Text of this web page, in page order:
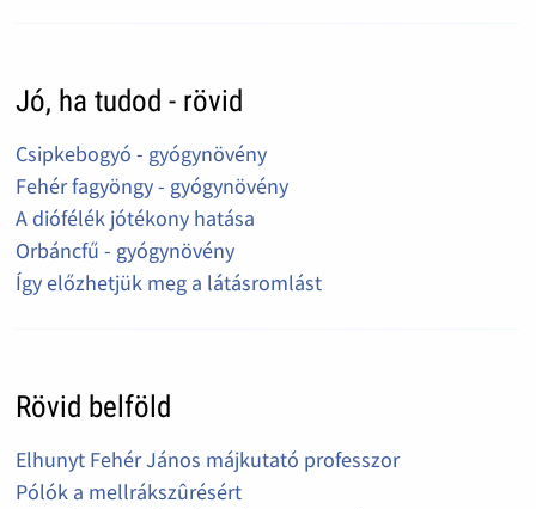
Jó, ha tudod - rövid
Csipkebogyó - gyógynövény
Fehér fagyöngy - gyógynövény
A diófélék jótékony hatása
Orbáncfű - gyógynövény
Így előzhetjük meg a látásromlást
Rövid belföld
Elhunyt Fehér János májkutató professzor
Pólók a mellrákszûrésért